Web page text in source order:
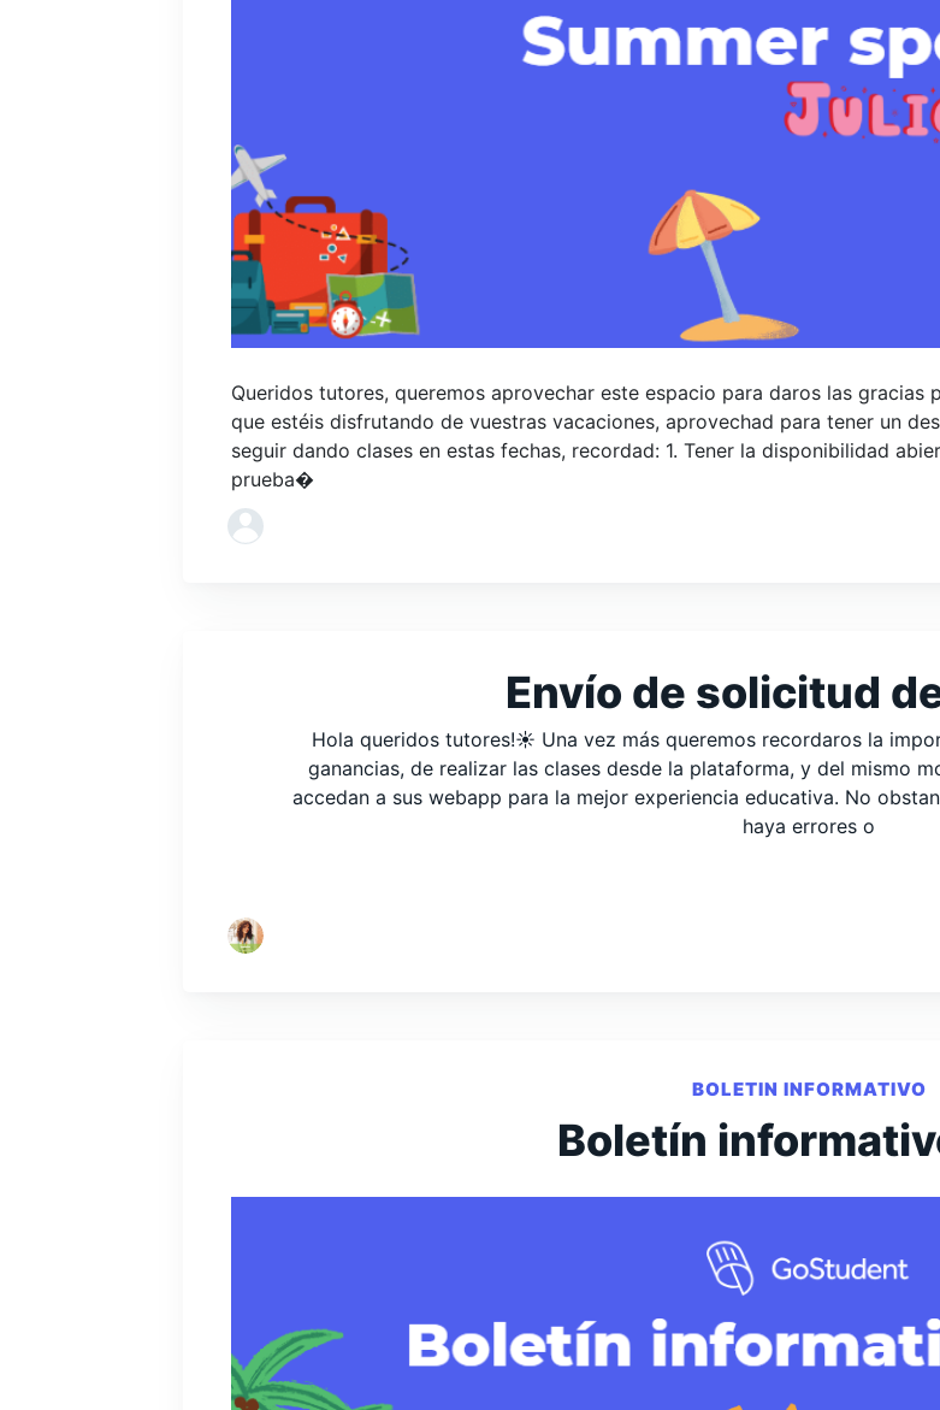
Queridos tutores, queremos aprovechar este espacio para daros las
que estéis disfrutando de vuestras vacaciones, aprovechad para tener un
seguir dando clases en estas fechas, recordad: 1. Tener la disponibilidad
prueba�
Envío de solicitud
Hola queridos tutores!☀ Una vez más queremos recordaros la
ganancias, de realizar las clases desde la plataforma, y del mismo
accedan a sus webapp para la mejor experiencia educativa. No
haya errores o
BOLETIN INFORMATIVO
Boletín